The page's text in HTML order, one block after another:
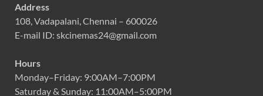
Address
108, Vadapalani, Chennai – 600026
E-mail ID: skcinemas24@gmail.com
Hours
Monday–Friday: 9:00AM–7:00PM
Saturday & Sunday: 11:00AM–5:00PM